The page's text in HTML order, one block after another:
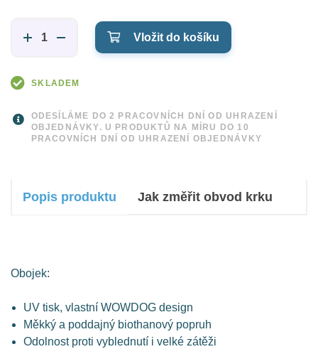
Vložit do košíku
SKLADEM
ODESÍLÁME DO 2 PRACOVNÍCH DNÍ OD UHRAZENÍ
OBJEDNÁVKY. U PRODUKTŮ NA MÍRU DO 10
PRACOVNÍCH DNÍ OD UHRAZENÍ OBJEDNÁVKY
Popis produktu Jak změřit obvod krku
Obojek:
UV tisk, vlastní WOWDOG design
Měkký a poddajný biothanový popruh
Odolnost proti vyblednutí i velké zátěži